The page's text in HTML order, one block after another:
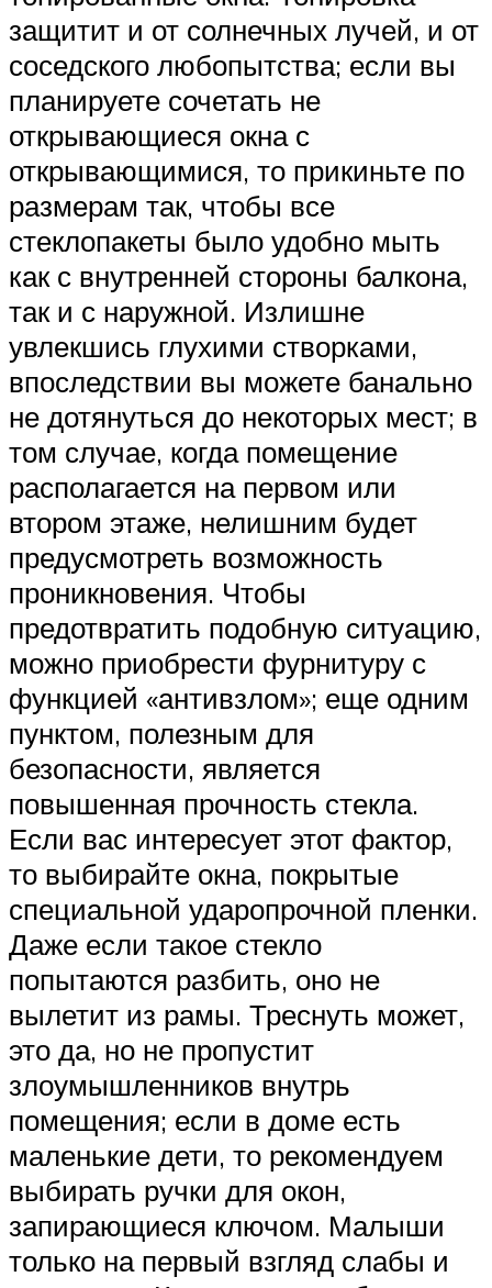
защитит и от солнечных лучей, и от
соседского любопытства; если вы
планируете сочетать не
открывающиеся окна с
открывающимися, то прикиньте по
размерам так, чтобы все
стеклопакеты было удобно мыть
как с внутренней стороны балкона,
так и с наружной. Излишне
увлекшись глухими створками,
впоследствии вы можете банально
не дотянуться до некоторых мест; в
том случае, когда помещение
располагается на первом или
втором этаже, нелишним будет
предусмотреть возможность
проникновения. Чтобы
предотвратить подобную ситуацию,
можно приобрести фурнитуру с
функцией «антивзлом»; еще одним
пунктом, полезным для
безопасности, является
повышенная прочность стекла.
Если вас интересует этот фактор,
то выбирайте окна, покрытые
специальной ударопрочной пленки.
Даже если такое стекло
попытаются разбить, оно не
вылетит из рамы. Треснуть может,
это да, но не пропустит
злоумышленников внутрь
помещения; если в доме есть
маленькие дети, то рекомендуем
выбирать ручки для окон,
запирающиеся ключом. Малыши
только на первый взгляд слабы и